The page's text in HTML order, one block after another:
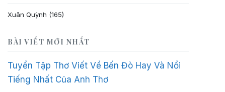
Xuân Quỳnh (165)
BÀI VIẾT MỚI NHẤT
Tuyển Tập Thơ Viết Về Bến Đò Hay Và Nổi
Tiếng Nhất Của Anh Thơ